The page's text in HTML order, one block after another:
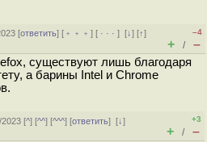
[ответить] [ ﹢﹢﹢] [ · · ·][↓] [↑]
–4
+ / –
существуют лишь благодаря
а барины Intel и Chrome
[^] [^^] [^^^] [ответить][↓]
+3
+ / –